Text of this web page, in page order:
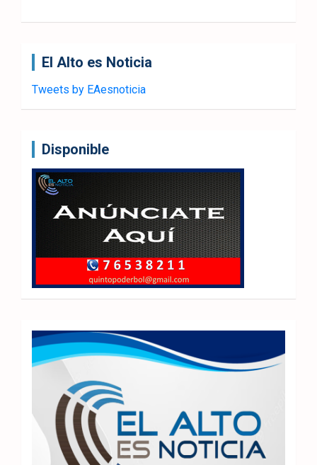
El Alto es Noticia
Tweets by EAesnoticia
Disponible